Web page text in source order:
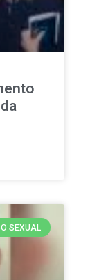
SEXUAL